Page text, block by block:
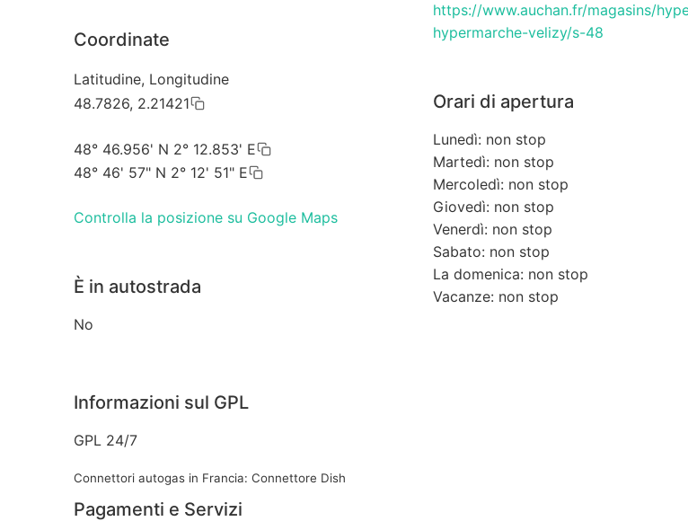
Coordinate
Latitudine, Longitudine
48.7826, 2.21421
48° 46.956' N 2° 12.853' E
48° 46' 57" N 2° 12' 51" E
Controlla la posizione su Google Maps
È in autostrada
No
https://www.auchan.fr/magasins/
hypermarche-velizy/s-48
Orari di apertura
Lunedì: non stop
Martedì: non stop
Mercoledì: non stop
Giovedì: non stop
Venerdì: non stop
Sabato: non stop
La domenica: non stop
Vacanze: non stop
Informazioni sul GPL
GPL 24/7
Connettori autogas in Francia: Connettore Dish
Pagamenti e Servizi